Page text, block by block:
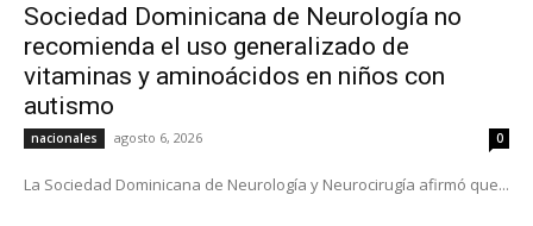
Sociedad Dominicana de Neurología no
recomienda el uso generalizado de
vitaminas y aminoácidos en niños con
autismo
nacionales agosto 6, 2026 0
La Sociedad Dominicana de Neurología y Neurocirugía afirmó que...